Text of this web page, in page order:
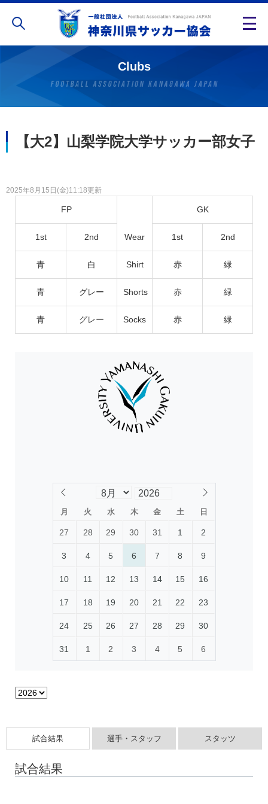
Clubs
【大2】山梨学院大学サッカー部女子
2025年8月15日(金)11:18更新
FP
Wear
GK
1st 2nd 1st 2nd
青 白 Shirt 赤 緑
青 グレー Shorts 赤 緑
青 グレー Socks 赤 緑
月 火 水 木 金 土 日
27 28 29 30 31 1 2
3 4 5 6 7 8 9
10 11 12 13 14 15 16
17 18 19 20 21 22 23
24 25 26 27 28 29 30
31 1 2 3 4 5 6
試合結果 選手・スタッフ スタッツ
試合結果